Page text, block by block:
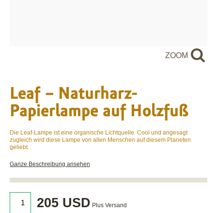
ZOOM
Leaf – Naturharz-
Papierlampe auf Holzfuß
Die Leaf-Lampe ist eine organische Lichtquelle. Cool und angesagt
zugleich wird diese Lampe von allen Menschen auf diesem Planeten
geliebt.
Ganze Beschreibung ansehen
205 USD Plus Versand